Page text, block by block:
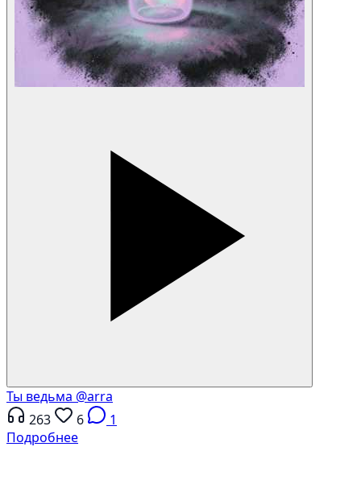
Ты ведьма @arra
263
6
1
Подробнее